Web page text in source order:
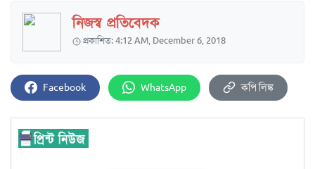
নিজস্ব প্রতিবেদক
প্রকাশিত: 4:12 AM, December 6, 2018
Facebook WhatsApp কপি লিঙ্ক